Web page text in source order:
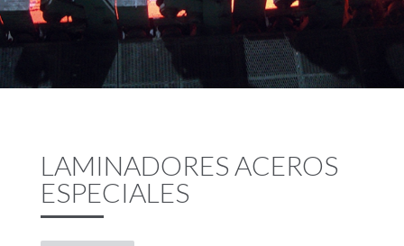
LAMINADORES ACEROS
ESPECIALES